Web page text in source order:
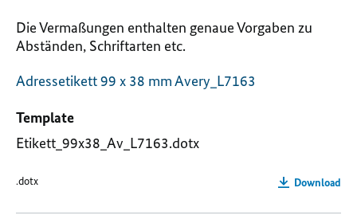
Die Vermaßungen enthalten genaue Vorgaben zu
Abständen, Schriftarten etc.
Adressetikett 99 x 38 mm Avery_L7163
Template
Etikett_99x38_Av_L7163.dotx
.dotx Download